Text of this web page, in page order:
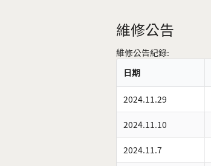
維修公告
維修公告紀錄:
日期
2024.11.29
2024.11.10
2024.11.7